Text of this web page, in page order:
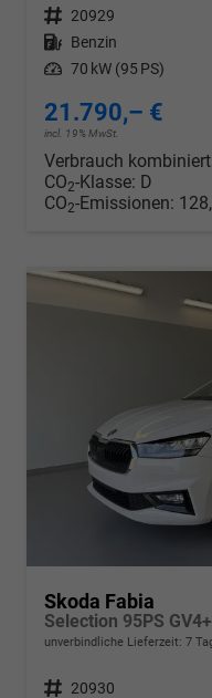
Fahrzeugnr. 20929
Kraftstoff Benzin
Leistung 70 kW (95 PS)
21.790,– €
incl. 19% MwSt.
Verbrauch
CO2-Klasse: D
CO2-Emissionen:
Skoda Fabia
unverbindliche Lieferzeit: 7
Fahrzeugnr. 20930